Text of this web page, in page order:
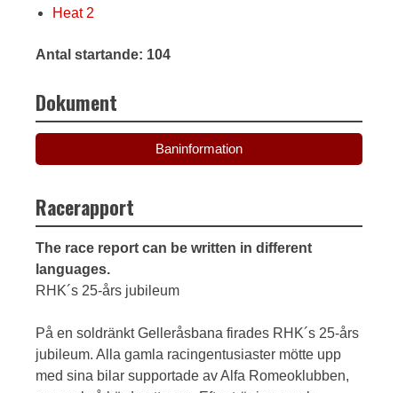
Heat 2
Antal startande: 104
Dokument
Baninformation
Racerapport
The race report can be written in different
languages.
RHK´s 25-års jubileum
På en soldränkt Gelleråsbana firades RHK´s 25-års
jubileum. Alla gamla racingentusiaster mötte upp
med sina bilar supportade av Alfa Romeoklubben,